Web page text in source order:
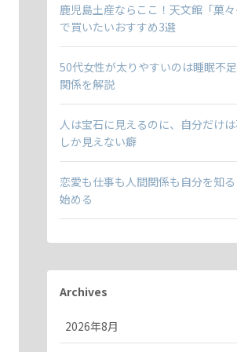
鹿児島土産ならここ！天文館「菓々
で買いたいおすすめ3選
50代女性が太りやすいのは睡眠不
関係を解説
人は宝石に見えるのに、自分だけ
しか見えない癖
恋愛も仕事も人間関係も自分を知
始める
Archives
2026年8月